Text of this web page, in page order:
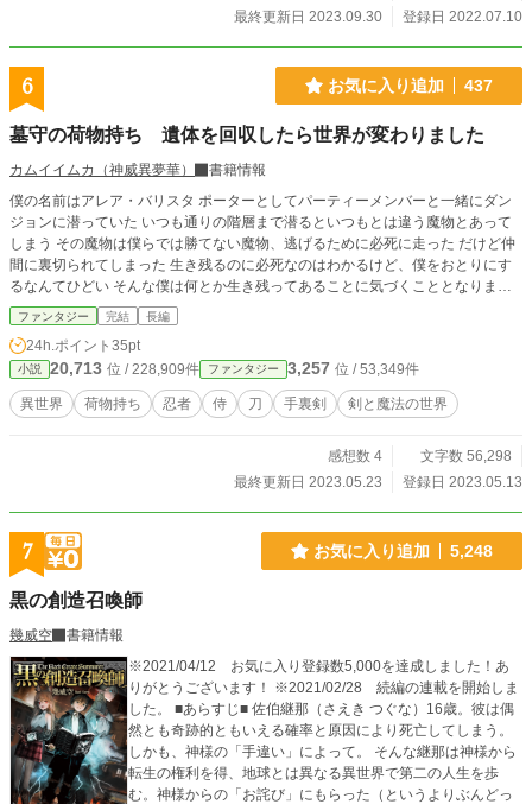
最終更新日 2023.09.30
登録日 2022.07.10
6 お気に入り追加 437
墓守の荷物持ち 遺体を回収したら世界が変わりました
カムイイムカ（神威異夢華）
書籍情報
僕の名前はアレア・バリスタ ポーターとしてパーティーメンバーと一緒にダン
ジョンに潜っていた いつも通りの階層まで潜るといつもとは違う魔物とあって
しまう その魔物は僕らでは勝てない魔物、逃げるために必死に走った だけど仲
間に裏切られてしまった 生き残るのに必死なのはわかるけど、僕をおとりにす
るなんてひどい そんな僕は何とか生き残ってあることに気づくこととなりまし
たファンタジー 完結 長編
24h.ポイント 35pt
小説 20,713 位 / 228,909件 ファンタジー 3,257 位 / 53,349件
異世界 荷物持ち 忍者 侍 刀 手裏剣 剣と魔法の世界
感想数 4
文字数 56,298
最終更新日 2023.05.23
登録日 2023.05.13
7 お気に入り追加 5,248
黒の創造召喚師
幾威空
書籍情報
※2021/04/12 お気に入り登録数5,000を達成しました！あ
りがとうございます！ ※2021/02/28 続編の連載を開始しま
した。 ■あらすじ■ 佐伯継那（さえき つぐな）16歳。彼は偶
然とも奇跡的ともいえる確率と原因により死亡してしまう。
しかも、神様の「手違い」によって。 そんな継那は神様から
転生の権利を得、地球とは異なる異世界で第二の人生を歩
む。神様からの「お詫び」にもらった（というよりぶんどっ